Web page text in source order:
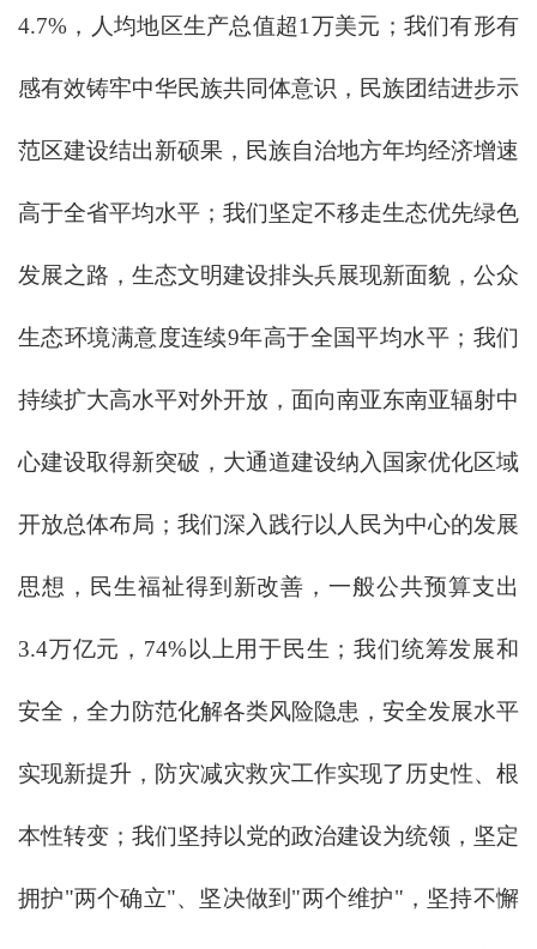
4.7%，人均地区生产总值超1万美元；我们有形有
感有效铸牢中华民族共同体意识，民族团结进步示
范区建设结出新硕果，民族自治地方年均经济增速
高于全省平均水平；我们坚定不移走生态优先绿色
发展之路，生态文明建设排头兵展现新面貌，公众
生态环境满意度连续9年高于全国平均水平；我们
持续扩大高水平对外开放，面向南亚东南亚辐射中
心建设取得新突破，大通道建设纳入国家优化区域
开放总体布局；我们深入践行以人民为中心的发展
思想，民生福祉得到新改善，一般公共预算支出
3.4万亿元，74%以上用于民生；我们统筹发展和
安全，全力防范化解各类风险隐患，安全发展水平
实现新提升，防灾减灾救灾工作实现了历史性、根
本性转变；我们坚持以党的政治建设为统领，坚定
拥护"两个确立"、坚决做到"两个维护"，坚持不懈